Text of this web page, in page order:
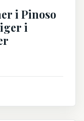
i Pinoso
i